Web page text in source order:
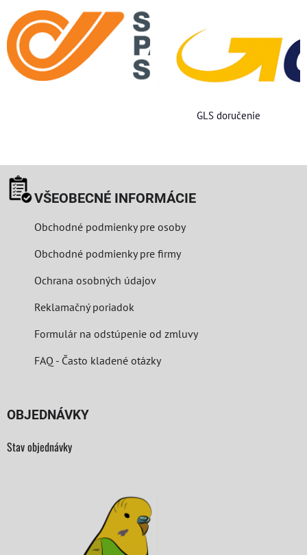
GLS doručenie
VŠEOBECNÉ INFORMÁCIE
Obchodné podmienky pre osoby
Obchodné podmienky pre firmy
Ochrana osobných údajov
Reklamačný poriadok
Formulár na odstúpenie od zmluvy
FAQ - Často kladené otázky
OBJEDNÁVKY
Stav objednávky